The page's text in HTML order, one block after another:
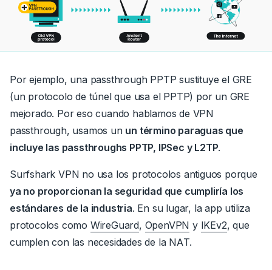
Por ejemplo, una passthrough PPTP sustituye el GRE
(un protocolo de túnel que usa el PPTP) por un GRE
mejorado. Por eso cuando hablamos de VPN
passthrough, usamos un un término paraguas que
incluye las passthroughs PPTP, IPSec y L2TP.
Surfshark VPN no usa los protocolos antiguos porque
ya no proporcionan la seguridad que cumpliría los
estándares de la industria. En su lugar, la app utiliza
protocolos como WireGuard, OpenVPN y IKEv2,que
cumplen con las necesidades de la NAT.